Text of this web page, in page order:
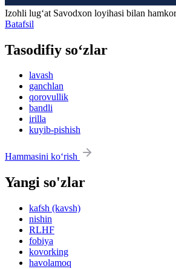
Izohli lugʻat Savodxon loyihasi bilan
Batafsil
Tasodifiy so‘zlar
lavash
ganchlan
qorovullik
bandli
irilla
kuyib-pishish
Hammasini ko‘rish
Yangi so'zlar
kafsh (kavsh)
nishin
RLHF
fobiya
kovorking
havolamoq